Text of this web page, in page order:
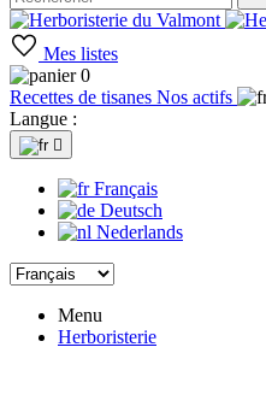
Mes listes
0
Recettes de tisanes Nos actifs
Langue :

Français
Deutsch
Nederlands
Menu
Herboristerie